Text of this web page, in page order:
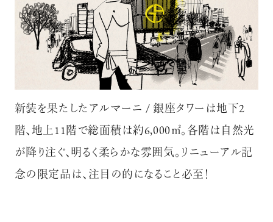
新装を果たしたアルマーニ / 銀座タワーは地下2
階、地上11階で総面積は約6,000㎡。各階は自然光
が降り注ぐ、明るく柔らかな雰囲気。リニューアル記
念の限定品は、注目の的になること必至！